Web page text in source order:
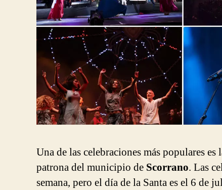
Una de las celebraciones más populares es
patrona del municipio de Scorrano. Las
semana, pero el día de la Santa es el 6 de